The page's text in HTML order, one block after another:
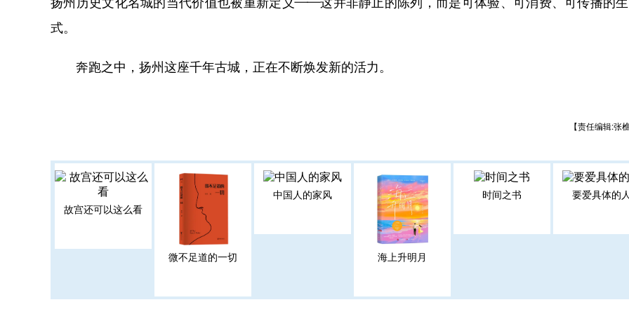
式。
奔跑之中，扬州这座千年古城，正在不断焕发新的活力。
【责任编辑:张
故宫还可以这么看
微不足道的一切
中国人的家风
海上升明月
时间之书 要爱具体的人